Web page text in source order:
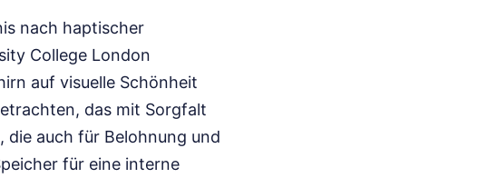
nach haptischer
College London
auf visuelle Schönheit
das mit Sorgfalt
die auch für Belohnung und
für eine interne